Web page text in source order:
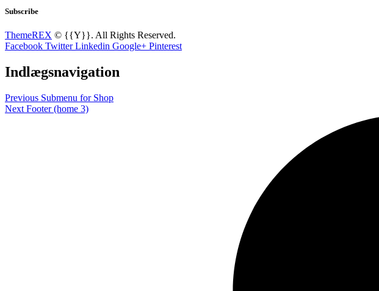
Subscribe
ThemeREX © {{Y}}. All Rights Reserved.
Facebook Twitter Linkedin Google+ Pinterest
Indlægsnavigation
Previous Submenu for Shop
Next Footer (home 3)